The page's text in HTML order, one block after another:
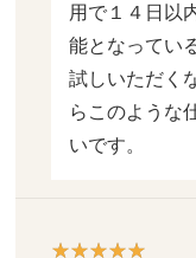
用で１４日以
能となってい
試しいただく
らこのような
いです。